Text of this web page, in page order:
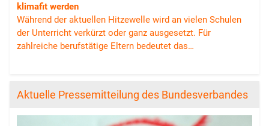
klimafit werden
Während der aktuellen Hitzewelle wird an vielen Schulen
der Unterricht verkürzt oder ganz ausgesetzt. Für
zahlreiche berufstätige Eltern bedeutet das…
Aktuelle Pressemitteilung des Bundesverbandes